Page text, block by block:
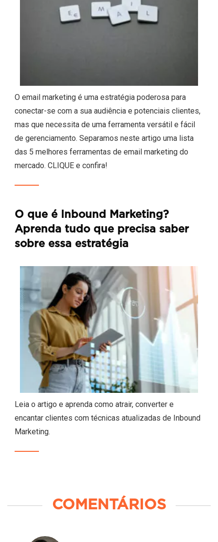
O email marketing é uma estratégia poderosa para
conectar-se com a sua audiência e potenciais clientes,
mas que necessita de uma ferramenta versátil e fácil
de gerenciamento. Separamos neste artigo uma lista
das 5 melhores ferramentas de email marketing do
mercado. CLIQUE e confira!
O que é Inbound Marketing?
Aprenda tudo que precisa saber
sobre essa estratégia
Leia o artigo e aprenda como atrair, converter e
encantar clientes com técnicas atualizadas de Inbound
Marketing.
COMENTÁRIOS